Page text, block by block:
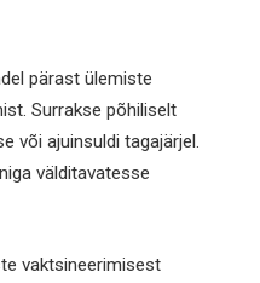
pärast ülemiste
Surrakse põhiliselt
või ajuinsuldi tagajärjel.
välditavatesse
vaktsineerimisest